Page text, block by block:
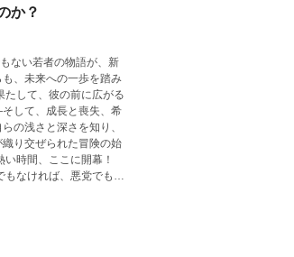
か？
ない若者の物語が、新
験が、彼の未来を彩り